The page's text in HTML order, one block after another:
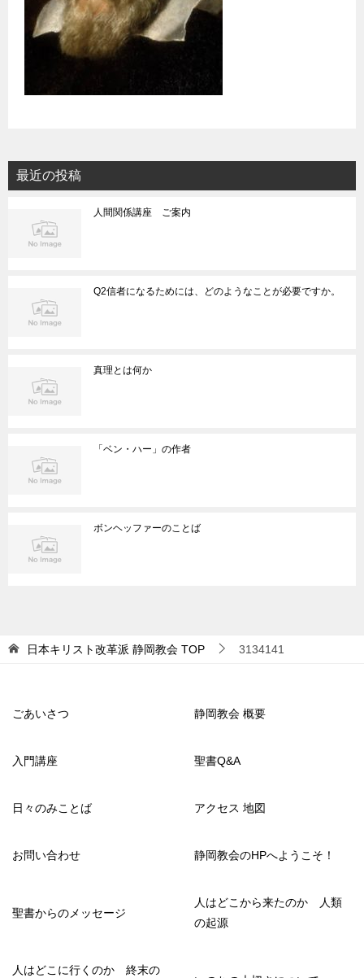
最近の投稿
人間関係講座 ご案内
Q2信者になるためには、どのようなことが必要ですか。
真理とは何か
「ベン・ハー」の作者
ボンヘッファーのことば
日本キリスト改革派 静岡教会 TOP 3134141
ごあいさつ 静岡教会 概要
入門講座 聖書Q&A
日々のみことば アクセス 地図
お問い合わせ 静岡教会のHPへようこそ！
聖書からのメッセージ
人はどこから来たのか 人類
の起源
人はどこに行くのか 終末の